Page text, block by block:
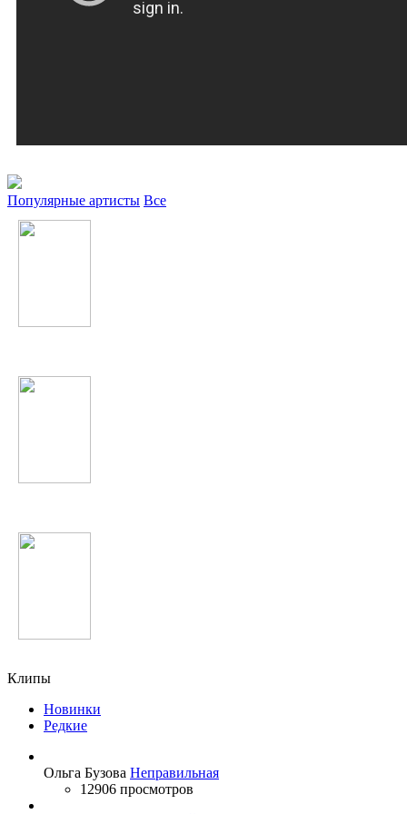
Популярные артисты Все
Клипы
Новинки
Редкие
Ольга Бузова Неправильная
12906 просмотров